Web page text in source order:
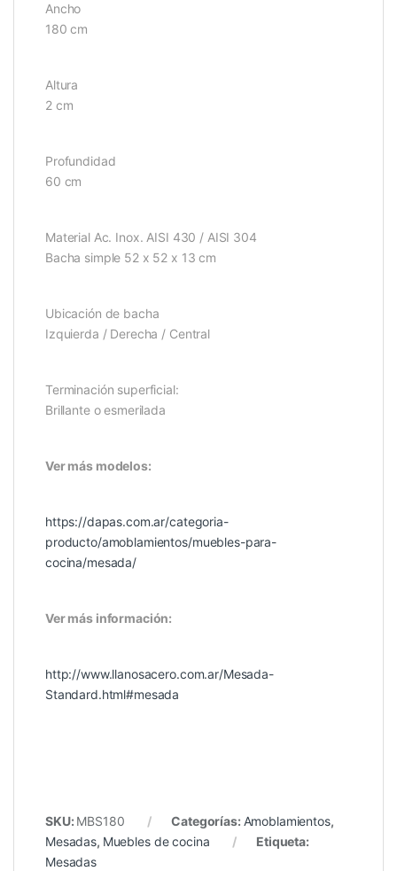
Ancho
180 cm
Altura
2 cm
Profundidad
60 cm
Material Ac. Inox. AISI 430 / AISI 304
Bacha simple 52 x 52 x 13 cm
Ubicación de bacha
Izquierda / Derecha / Central
Terminación superficial:
Brillante o esmerilada
Ver más modelos:
https://dapas.com.ar/categoria-
producto/amoblamientos/muebles-para-
cocina/mesada/
Ver más información:
http://www.llanosacero.com.ar/Mesada-
Standard.html#mesada
SKU: MBS180 Categorías: Amoblamientos,
Mesadas, Muebles de cocina
Etiqueta:
Mesadas